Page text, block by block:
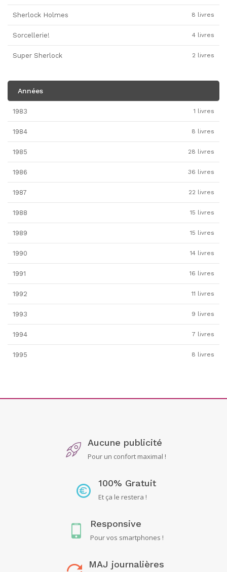
Sherlock Holmes 8 livres
Sorcellerie! 4 livres
Super Sherlock 2 livres
Années
1983 1 livres
1984 8 livres
1985 28 livres
1986 36 livres
1987 22 livres
1988 15 livres
1989 15 livres
1990 14 livres
1991 16 livres
1992 11 livres
1993 9 livres
1994 7 livres
1995 8 livres
Aucune publicité
Pour un confort maximal !
100% Gratuit
Et ça le restera !
Responsive
Pour vos smartphones !
MAJ journalières